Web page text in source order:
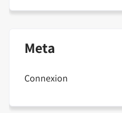
Meta
Connexion